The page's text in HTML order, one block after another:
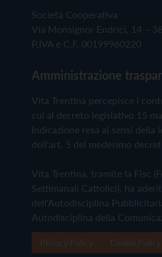
Società Cooperativa
Via Monsignor Endrici, 14 –
P.IVA e C.F. 00199960220
Amministrazione
Vita Trentina percepisce i
cui al decreto legislativo 15
Indicazione resa ai sensi della
dell'art. 5 del medesimo
Vita Trentina, tramite la Fisc
Settimanali Cattolici), ha
dell'Autodisciplina
Autodisciplina della